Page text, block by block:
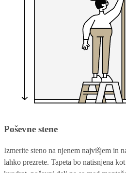
Poševne stene
Izmerite steno na njenem najvišjem in
lahko prezrete. Tapeta bo natisnjena